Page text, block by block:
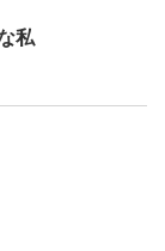
私